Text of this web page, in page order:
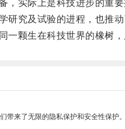
实际上是科技进步的重要
究及试验的进程，也推动
颗生在科技世界的橡树，
带来了无限的隐私保护和安全性保护。